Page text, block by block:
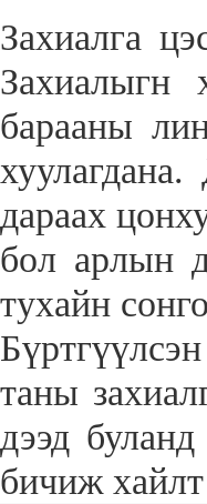
Захиалга
Захиалыгн
барааны
дараах
бол арлын
тухайн
таны
дээд
бичиж